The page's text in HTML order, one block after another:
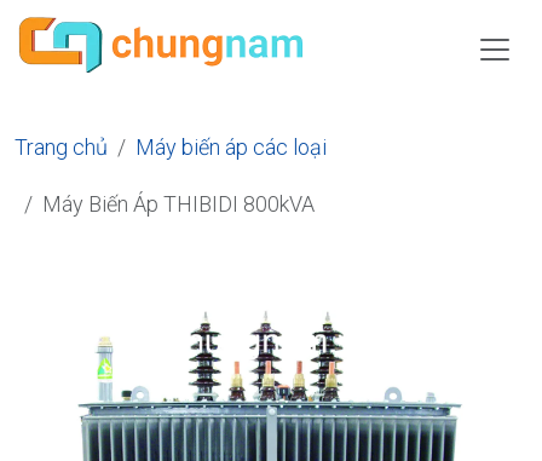
Trang chủ Máy biến áp các loại
Máy Biến Áp THIBIDI 800kVA